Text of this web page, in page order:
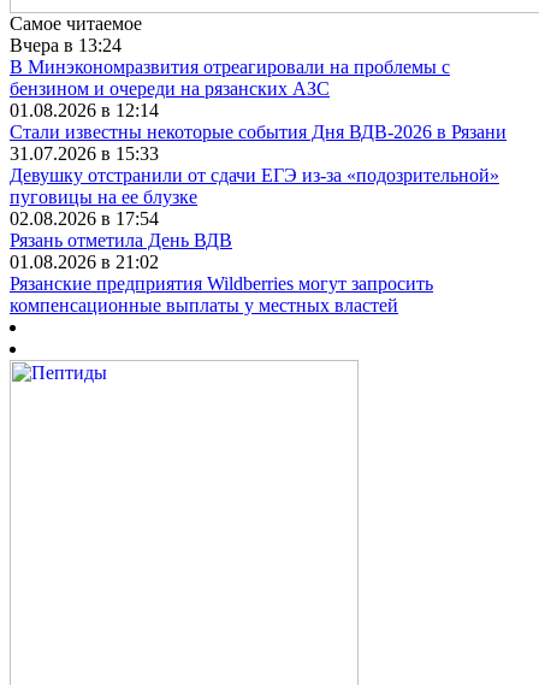
Самое читаемое
Вчера в 13:24
В Минэкономразвития отреагировали на проблемы с
бензином и очереди на рязанских АЗС
01.08.2026 в 12:14
Стали известны некоторые события Дня ВДВ-2026 в Рязани
31.07.2026 в 15:33
Девушку отстранили от сдачи ЕГЭ из-за «подозрительной»
пуговицы на ее блузке
02.08.2026 в 17:54
Рязань отметила День ВДВ
01.08.2026 в 21:02
Рязанские предприятия Wildberries могут запросить
компенсационные выплаты у местных властей